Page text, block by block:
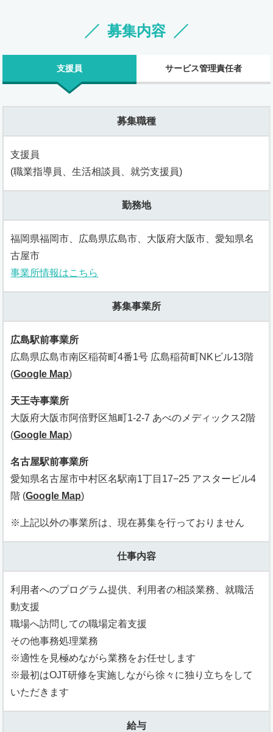
募集内容
支援員 サービス管理責任者
募集職種
支援員
(職業指導員、生活相談員、就労支援員)
勤務地
福岡県福岡市、広島県広島市、大阪府大阪市、愛知県名
古屋市
事業所情報はこちら
募集事業所
広島駅前事業所
広島県広島市南区稲荷町4番1号 広島稲荷町NKビル13階
(Google Map)
天王寺事業所
大阪府大阪市阿倍野区旭町1-2-7 あべのメディックス2階
(Google Map)
名古屋駅前事業所
愛知県名古屋市中村区名駅南1丁目17−25 アスタービル4
階 (Google Map)
※上記以外の事業所は、現在募集を行っておりません
仕事内容
利用者へのプログラム提供、利用者の相談業務、就職活
動支援
職場へ訪問しての職場定着支援
その他事務処理業務
※適性を見極めながら業務をお任せします
※最初はOJT研修を実施しながら徐々に独り立ちをして
いただきます
給与